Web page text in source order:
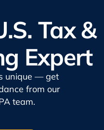
Tax &
Expert
unique — get
from our
team.